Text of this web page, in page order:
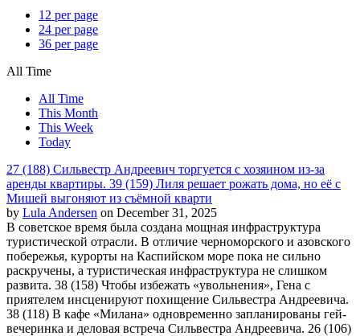
12 per page
24 per page
36 per page
All Time
All Time
This Month
This Week
Today
27 (188) Сильвестр Андреевич торгуется с хозяином из-за
аренды квартиры. 39 (159) Лиля решает рожать дома, но её с
Мишей выгоняют из съёмной кварти
by Lula Andersen on December 31, 2025
В советское время была создана мощная инфраструктура
туристической отрасли. В отличие черноморского и азовского
побережья, курорты на Каспийском море пока не сильно
раскручены, а туристическая инфраструктура не слишком
развита. 38 (158) Чтобы избежать «увольнения», Гена с
приятелем инсценируют похищение Сильвестра Андреевича.
38 (118) В кафе «Милана» одновременно запланированы гей-
вечеринка и деловая встреча Сильвестра Андреевича. 26 (106)